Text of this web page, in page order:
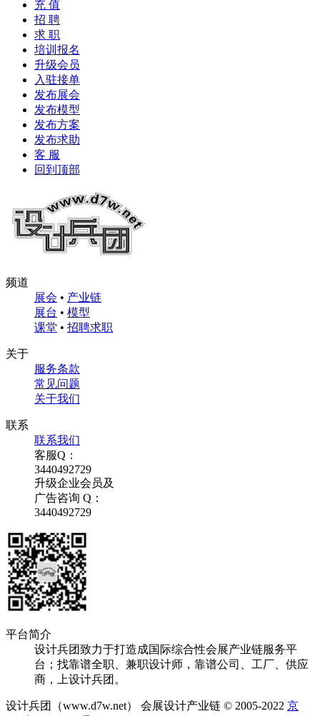
充 值
招 聘
求 职
培训报名
升级会员
入驻接单
发布展会
发布模型
发布方案
发布求助
客 服
回到顶部
频道
展会 • 产业链
展台 • 模型
课堂 • 招聘求职
关于
服务条款
常见问题
关于我们
联系
联系我们
客服Q：
3440492729
升级企业会员及
广告咨询 Q：
3440492729
平台简介
设计兵团致力于打造成国际综合性会展产业链服务平
台；找靠谱全职、兼职设计师，靠谱公司、工厂、供应
商，上设计兵团。
设计兵团（www.d7w.net） 会展设计产业链 © 2005-2022 京